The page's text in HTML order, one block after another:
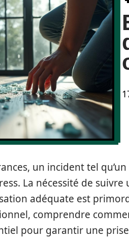
un incident tel
La nécessité de
adéquate est
comprendre
pour garantir une